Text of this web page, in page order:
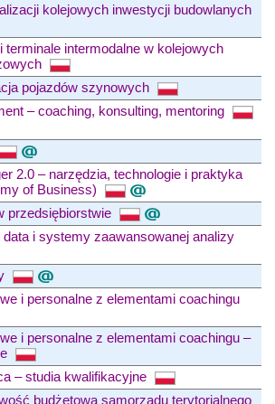
kolejowych inwestycji budowlanych
terminale intermodalne w kolejowych
pojazdów szynowych
– coaching, konsulting, mentoring
2.0 – narzędzia, technologie i praktyka
of Business)
przedsiębiorstwie
data i systemy zaawansowanej analizy
i personalne z elementami coachingu
i personalne z elementami coachingu –
– studia kwalifikacyjne
budżetowa samorządu terytorialnego